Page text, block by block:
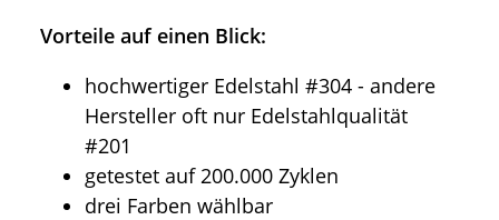
Vorteile auf einen Blick:
hochwertiger Edelstahl #304 - andere
Hersteller oft nur Edelstahlqualität
#201
getestet auf 200.000 Zyklen
drei Farben wählbar